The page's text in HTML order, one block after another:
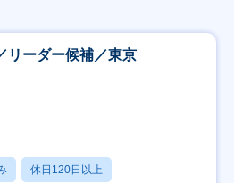
リーダー候補／東京
休日120日以上